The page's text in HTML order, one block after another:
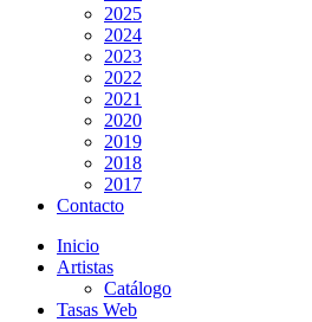
2025
2024
2023
2022
2021
2020
2019
2018
2017
Contacto
Inicio
Artistas
Catálogo
Tasas Web